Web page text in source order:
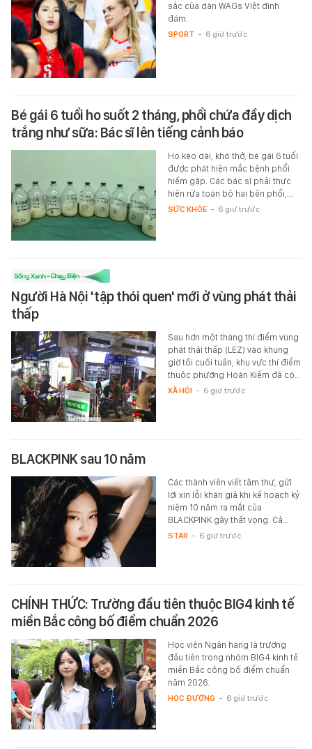
sắc của dàn WAGs Việt đình
đám.
SPORT - 6 giờ trước
Bé gái 6 tuổi ho suốt 2 tháng, phổi chứa đầy dịch
trắng như sữa: Bác sĩ lên tiếng cảnh báo
Ho kéo dài, khó thở, bé gái 6 tuổi
được phát hiện mắc bệnh phổi
hiếm gặp. Các bác sĩ phải thực
hiện rửa toàn bộ hai bên phổi,…
SỨC KHỎE - 6 giờ trước
Người Hà Nội 'tập thói quen' mới ở vùng phát thải
thấp
Sau hơn một tháng thí điểm vùng
phát thải thấp (LEZ) vào khung
giờ tối cuối tuần, khu vực thí điểm
thuộc phường Hoàn Kiếm đã có…
XÃ HỘI - 6 giờ trước
BLACKPINK sau 10 năm
Các thành viên viết tâm thư, gửi
lời xin lỗi khán giả khi kế hoạch kỷ
niệm 10 năm ra mắt của
BLACKPINK gây thất vọng. Cả…
STAR - 6 giờ trước
CHÍNH THỨC: Trường đầu tiên thuộc BIG4 kinh tế
miền Bắc công bố điểm chuẩn 2026
Học viện Ngân hàng là trường
đầu tiên trong nhóm BIG4 kinh tế
miền Bắc công bố điểm chuẩn
năm 2026.
HỌC ĐƯỜNG - 6 giờ trước